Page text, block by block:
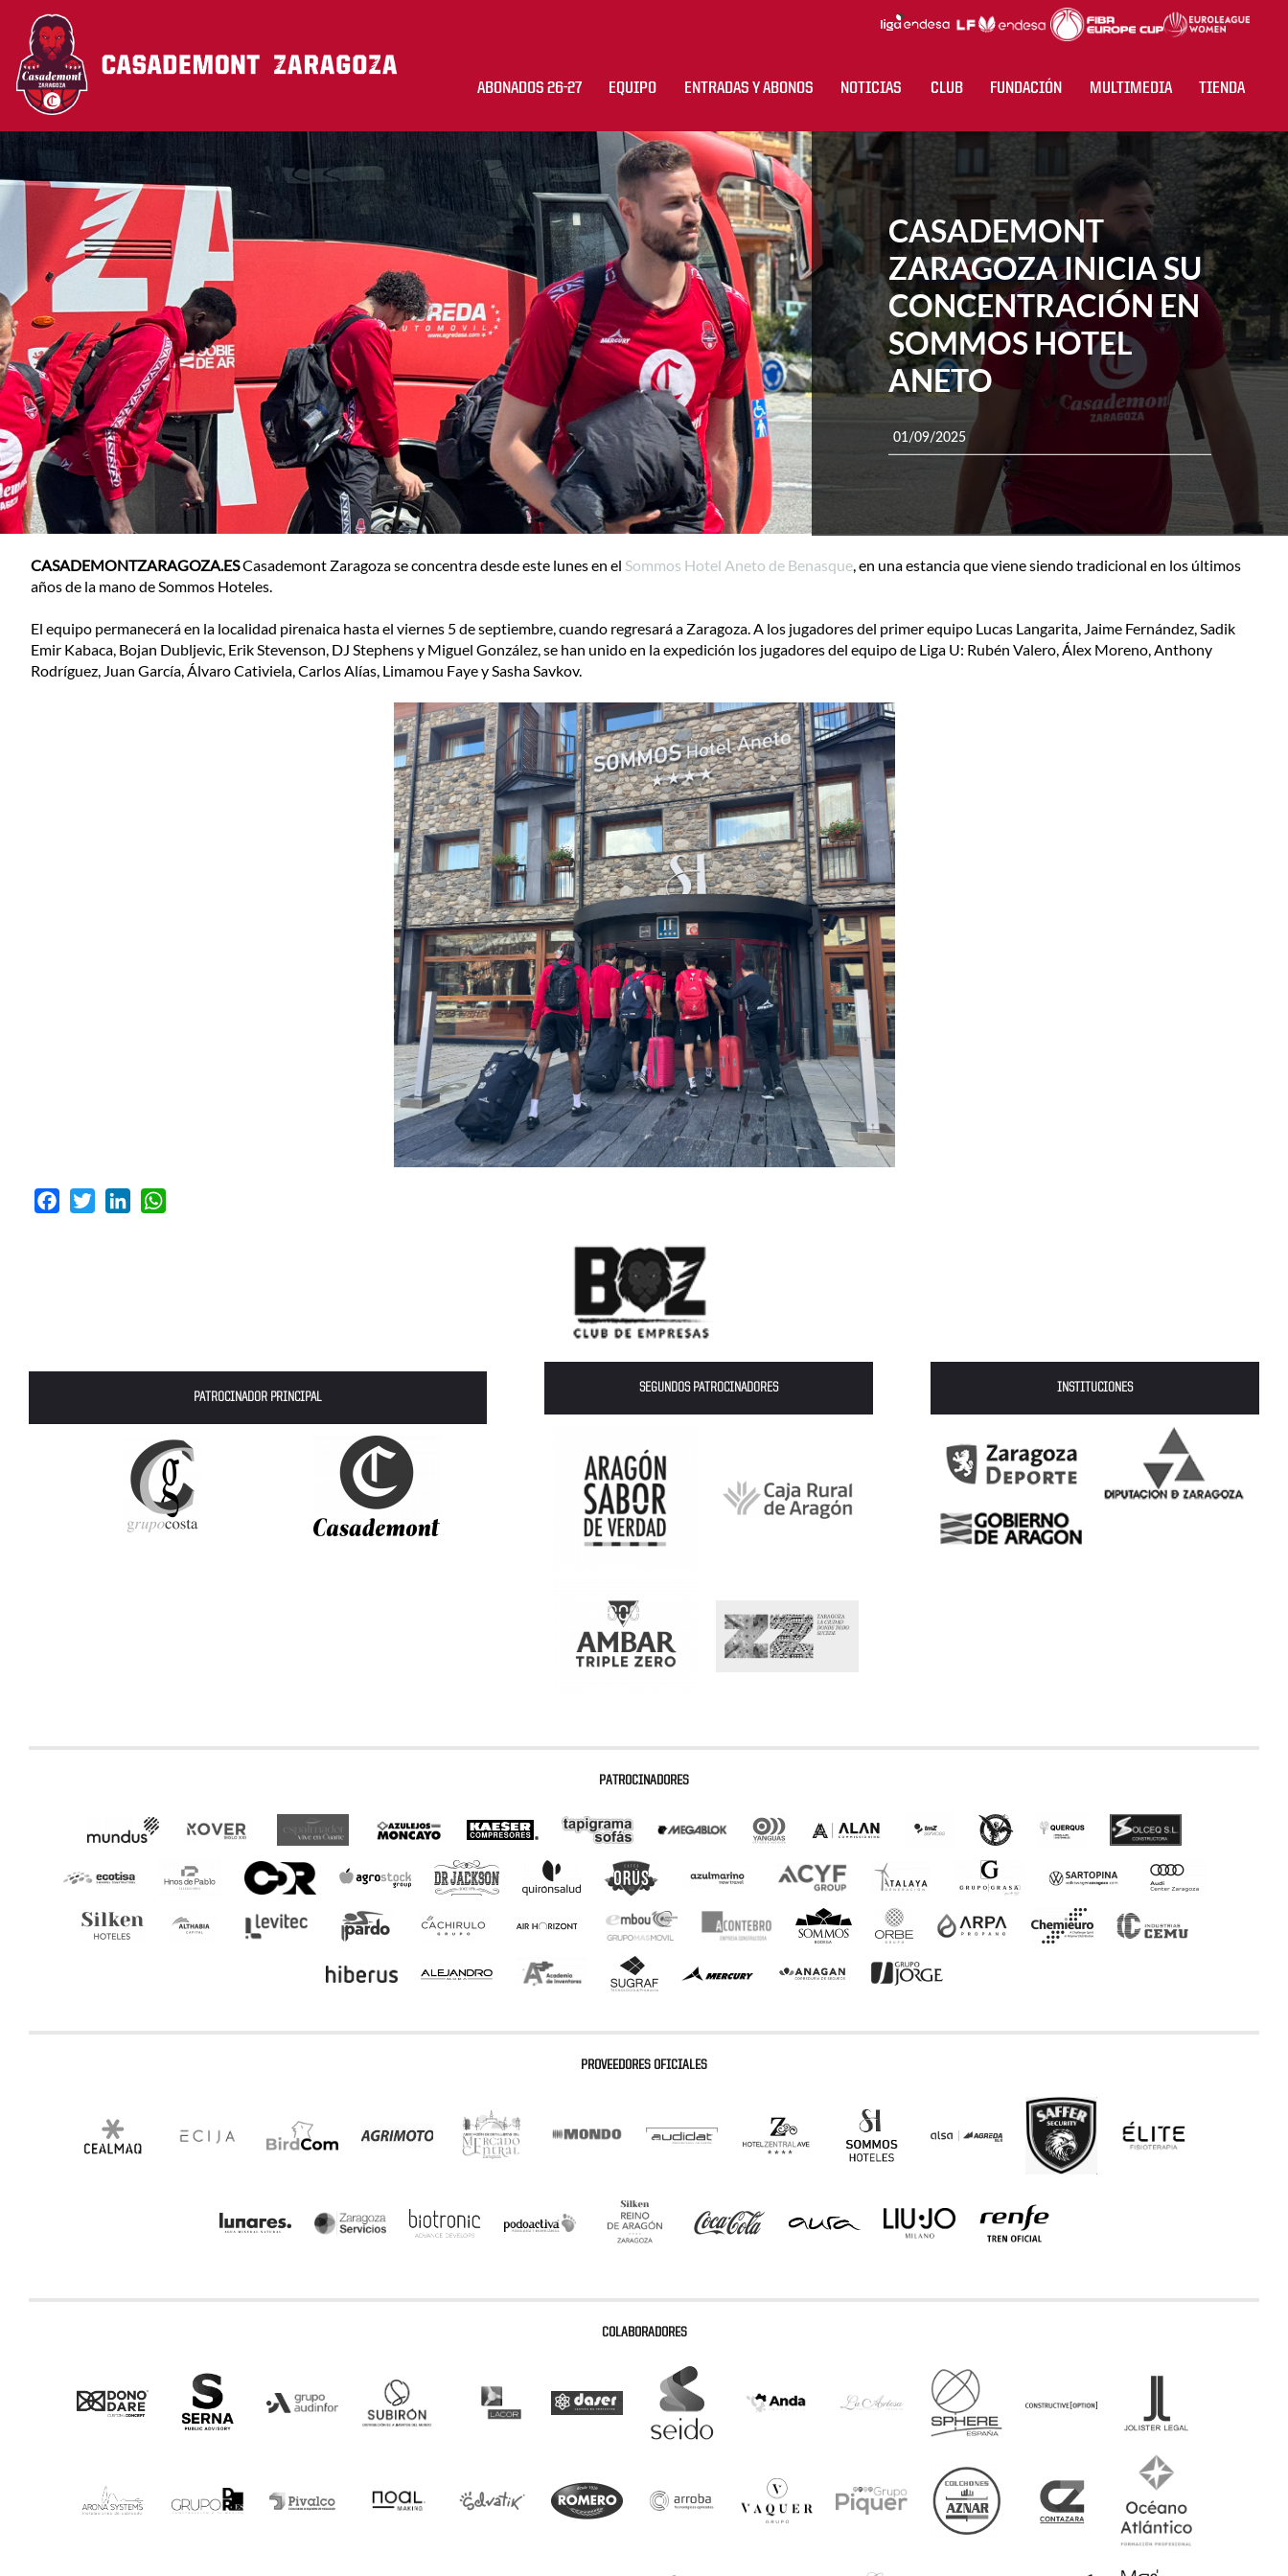
ABONADOS 26-27 EQUIPO ENTRADAS Y ABONOS NOTICIAS CLUB FUNDACIÓN MULTIMEDIA TIENDA
CASADEMONT
ZARAGOZA INICIA SU
CONCENTRACIÓN EN
SOMMOS HOTEL
ANETO
01/09/2025
CASADEMONTZARAGOZA.ESCasademont Zaragoza se concentra desde este lunes en el Sommos Hotel Aneto de Benasque, en una estancia que viene siendo tradicional en los últimos
años de la mano de Sommos Hoteles.
El equipo permanecerá en la localidad pirenaica hasta el viernes 5 de septiembre, cuando regresará a Zaragoza. A los jugadores del primer equipo Lucas Langarita, Jaime Fernández, Sadik
Emir Kabaca, Bojan Dubljevic, Erik Stevenson, DJ Stephens y Miguel González, se han unido en la expedición los jugadores del equipo de Liga U: Rubén Valero, Álex Moreno, Anthony
Rodríguez, Juan García, Álvaro Cativiela, Carlos Alías, Limamou Faye y Sasha Savkov.
Facebook
Twitter LinkedIn
PATROCINADOR PRINCIPAL
SEGUNDOS PATROCINADORES INSTITUCIONES
PATROCINADORES
PROVEEDORES OFICIALES
COLABORADORES